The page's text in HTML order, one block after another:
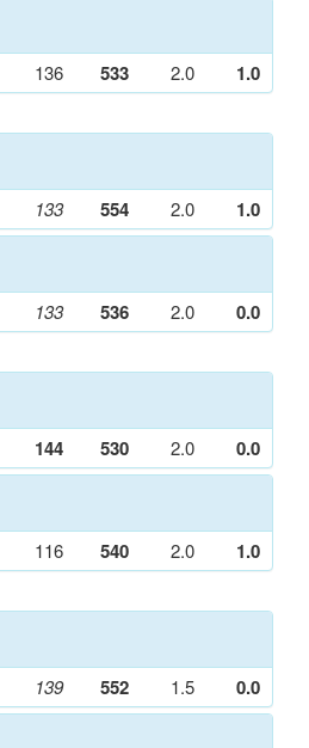
136 533 2.0 1.0
133 554 2.0 1.0
133 536 2.0 0.0
144 530 2.0 0.0
116 540 2.0 1.0
139 552 1.5 0.0